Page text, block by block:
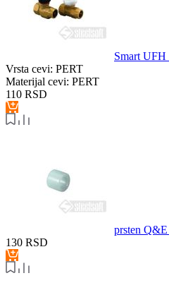
Smart
Vrsta cevi: PERT
Materijal cevi: PERT
110 RSD
prsten
130 RSD